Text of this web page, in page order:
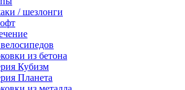
/ шезлонги
из бетона
Кубизм
Планета